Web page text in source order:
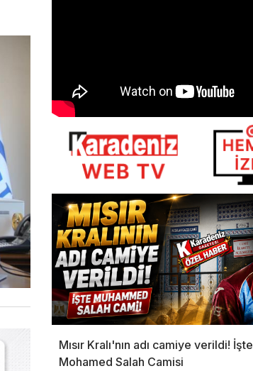
Mısır Kralı'nın adı camiye verildi! İşte
Mohamed Salah Camisi